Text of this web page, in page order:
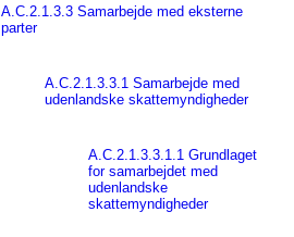
A.C.2.1.3.3 Samarbejde med eksterne
parter
A.C.2.1.3.3.1 Samarbejde med
udenlandske skattemyndigheder
A.C.2.1.3.3.1.1 Grundlaget
for samarbejdet med
udenlandske
skattemyndigheder